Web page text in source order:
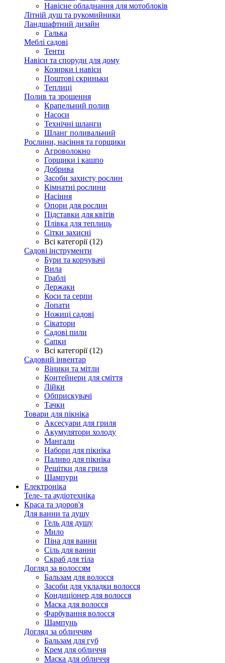
Навісне обладнання для мотоблоків
Літній душ та рукомийники
Ландшафтний дизайн
Галька
Меблі садові
Тенти
Навіси та споруди для дому
Козирки і навіси
Поштові скриньки
Теплиці
Полив та зрошення
Крапельний полив
Насоси
Технічні шланги
Шланг поливальний
Рослини, насіння та горщики
Агроволокно
Горщики і кашпо
Добрива
Засоби захисту рослин
Кімнатні рослини
Насіння
Опори для рослин
Підставки для квітів
Плівка для теплиць
Сітки захисні
Всі категорії (12)
Садові інструменти
Бури та корчувачі
Вила
Граблі
Держаки
Коси та серпи
Лопати
Ножиці садові
Сікатори
Садові пили
Сапки
Всі категорії (12)
Садовий інвентар
Віники та мітли
Контейнери для сміття
Лійки
Обприскувачі
Тачки
Товари для пікніка
Аксесуари для гриля
Акумулятори холоду
Мангали
Набори для пікніка
Паливо для пікніка
Решітки для гриля
Шампури
Електроніка
Теле- та аудіотехніка
Краса та здоров'я
Для ванни та душу
Гель для душу
Мило
Піна для ванни
Сіль для ванни
Скраб для тіла
Догляд за волоссям
Бальзам для волосся
Засоби для укладки волосся
Кондиціонер для волосся
Маска для волосся
Фарбування волосся
Шампунь
Догляд за обличчям
Бальзам для губ
Крем для обличчя
Маска для обличчя